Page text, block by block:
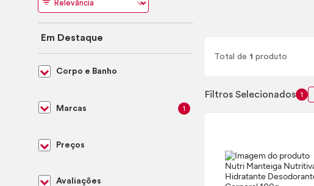
Total de1 produto
Filtros Selecionados 1
Em Destaque
Corpo e Banho
Marcas 1
Preços
Avaliações